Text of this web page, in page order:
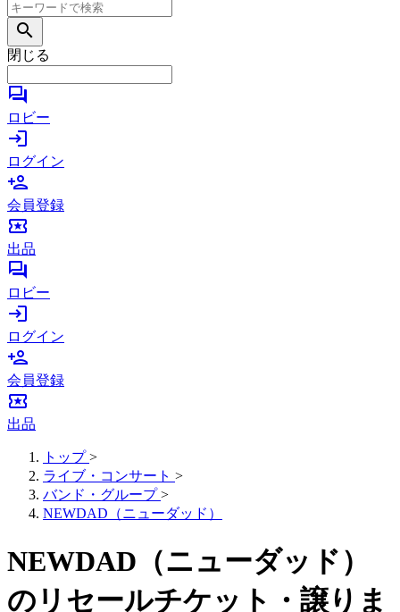
search
閉じる
forum
ロビー
login
ログイン
person_add
会員登録
local_activity
出品
forum
ロビー
login
ログイン
person_add
会員登録
local_activity
出品
トップ >
ライブ・コンサート >
バンド・グループ >
NEWDAD（ニューダッド）
NEWDAD（ニューダッド）
のリセールチケット・譲りま